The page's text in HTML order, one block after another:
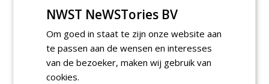
Meld je aan voor onze digitale
nieuwsbrief.
NWST NeWSTories BV
Om goed in staat te zijn onze website aan
te passen aan de wensen en interesses
van de bezoeker, maken wij gebruik van
cookies.